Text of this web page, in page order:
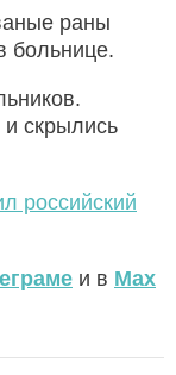
раны
больнице.
скрылись
российский
и в Max